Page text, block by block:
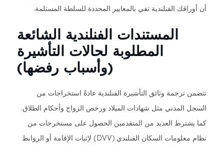
أن أوراقك الفنلندية تفي بالمعايير المحددة للسلطة المستلمة.
المستندات الفنلندية الشائعة
المطلوبة لحالات التأشيرة
(وأسباب رفضها)
تتضمن ترجمة وثائق التأشيرة الفنلندية عادةً استخراجات من
السجل المدني مثل شهادات الميلاد ورخص الزواج وأحكام الطلاق.
كما يشترط العديد من المتقدمين الحصول على مستخرجات من
نظام معلومات السكان الفنلندي (DVV) لإثبات الإقامة أو الروابط